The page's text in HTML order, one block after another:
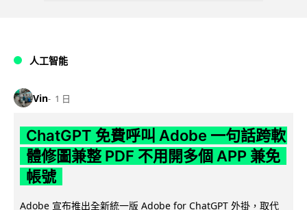
人工智能
Vin 1 日
ChatGPT 免費呼叫 Adobe 一句話跨軟
體修圖兼整 PDF 不用開多個 APP 兼免
帳號
Adobe 宣布推出全新統一版 Adobe for ChatGPT 外掛，取代